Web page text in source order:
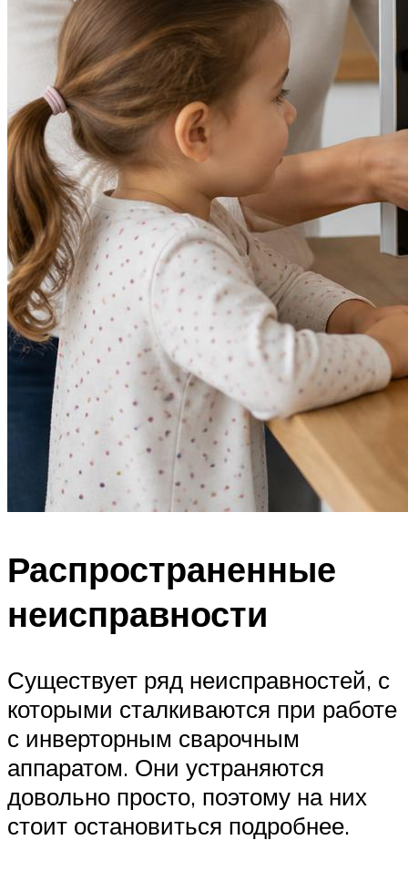
Распространенные
неисправности
Существует ряд неисправностей, с
которыми сталкиваются при работе
с инверторным сварочным
аппаратом. Они устраняются
довольно просто, поэтому на них
стоит остановиться подробнее.